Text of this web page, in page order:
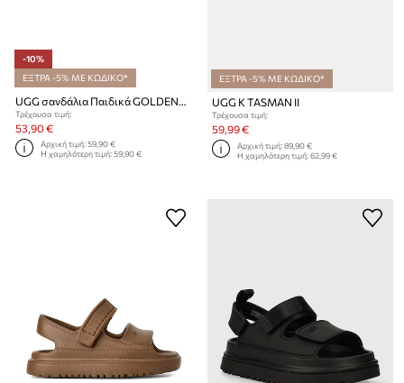
-10%
ΕΞΤΡΑ -5% ΜΕ ΚΩΔΙΚΟ*
UGG σανδάλια Παιδικά GOLDENGLOW
Τρέχουσα τιμή:
53,90 €
Αρχική τιμή:59,90 €
Η χαμηλότερη τιμή:59,90 €
ΕΞΤΡΑ -5% ΜΕ ΚΩΔΙΚΟ*
UGG K TASMAN II
Τρέχουσα τιμή:
59,99 €
Αρχική τιμή:89,90 €
Η χαμηλότερη τιμή:62,99 €